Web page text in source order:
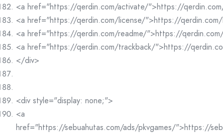
<a href="https://qerdin.com/activate/">https://
<a href="https://qerdin.com/license/">https://
<a href="https://qerdin.com/readme/">https://
<a href="https://qerdin.com/trackback/">https://
</div>
<div style="display: none;">
<a
href="https://sebuahutas.com/ads/pkvgames/">https://